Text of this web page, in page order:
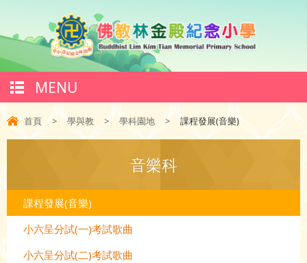
MENU
首頁 > 學與教 > 學科園地 > 課程發展(音樂)
音樂科
課程發展(音樂)
小六呈分試(一)考試歌曲
小六呈分試(二)考試歌曲